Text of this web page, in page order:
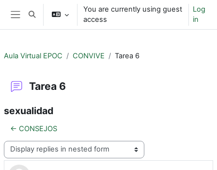
Skip to main content
Side panel
Toggle search input
You are currently using guest
access
Log
in
Aula Virtual EPOC CONVIVE Tarea 6
Tarea 6
sexualidad
← CONSEJOS
Display mode